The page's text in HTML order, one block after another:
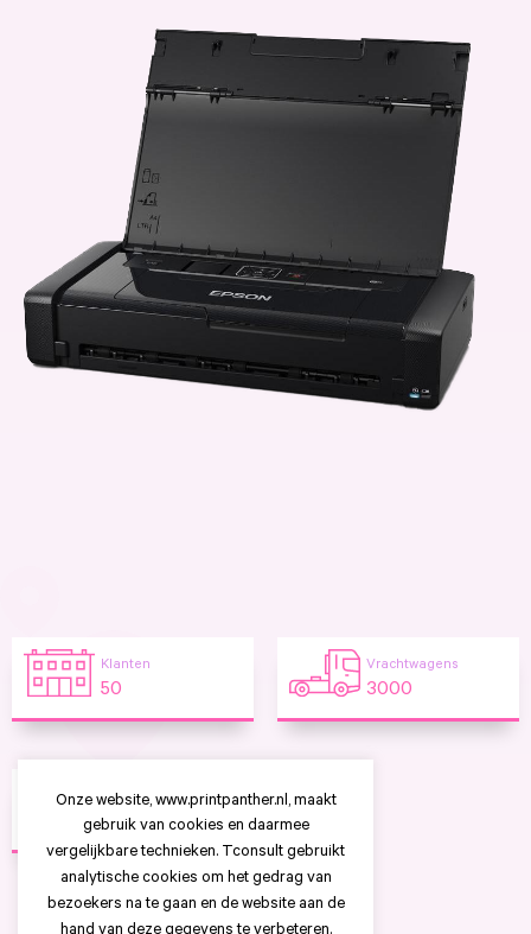
Klanten
50
Vrachtwagens
3000
Geprinte docs
43022
Onze website, www.printpanther.nl, maakt
gebruik van cookies en daarmee
vergelijkbare technieken. Tconsult gebruikt
analytische cookies om het gedrag van
bezoekers na te gaan en de website aan de